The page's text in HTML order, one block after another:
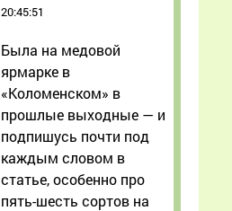
20:45:51
Была на медовой
ярмарке в
«Коломенском» в
прошлые выходные — и
подпишусь почти под
каждым словом в
статье, особенно про
пять-шесть сортов на